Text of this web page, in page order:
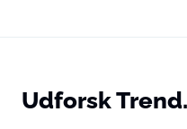
Udforsk